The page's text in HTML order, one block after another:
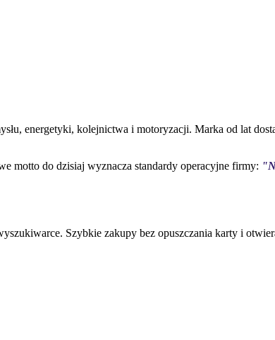
energetyki, kolejnictwa i motoryzacji. Marka od lat
motto do dzisiaj wyznacza standardy operacyjne firmy:
Szybkie zakupy bez opuszczania karty i